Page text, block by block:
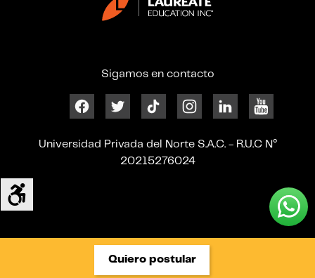
Sigamos en contacto
Universidad Privada del Norte S.A.C. - R.U.C N°
20215276024
Quiero postular